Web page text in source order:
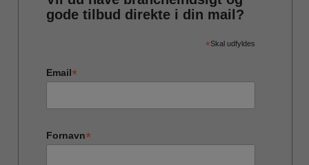
gode tilbud direkte i din mail?
*Skal udfyldes
Email*
Fornavn*